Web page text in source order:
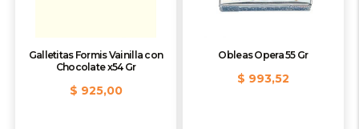
Galletitas Formis Vainilla con
Chocolate x54 Gr
$ 925,00
Obleas Opera 55 Gr
$ 993,52